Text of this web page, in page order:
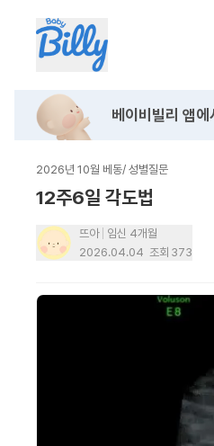
베이비빌리 앱에
2026년 10월 베동/ 성별질문
12주6일 각도법
뜨아
임신 4개월
2026.04.04 조회 373